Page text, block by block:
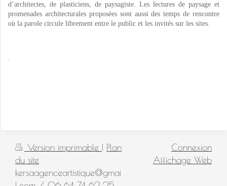
d’architectes, de plasticiens, de paysagiste. Les lectures de paysage et
promenades architecturales proposées sont aussi des temps de rencontre
où la parole circule librement entre le public et les invités sur les sites.
.
Version imprimable | Plan
du site
kersaagenceartistique@gmai
Connexion
Affichage Web